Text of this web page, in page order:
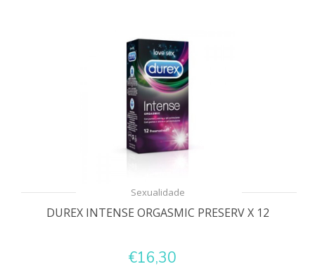
Sexualidade
DUREX INTENSE ORGASMIC PRESERV X 12
€16,30